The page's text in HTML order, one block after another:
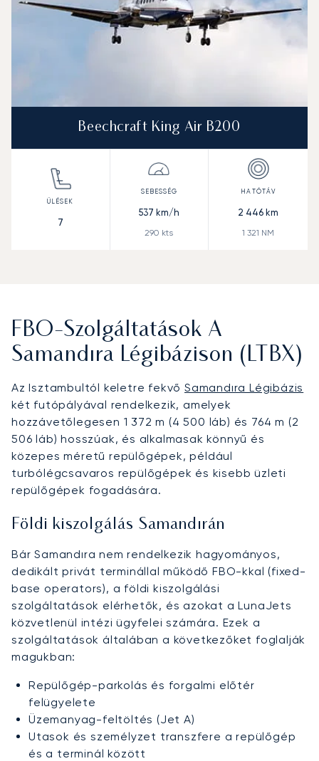
Beechcraft King Air B200
7
537 km/h
290 kts
2 446 km
1 321 NM
FBO-Szolgáltatások A
Samandıra Légibázison (LTBX)
Az Isztambultól keletre fekvőSamandıra Légibázis
két futópályával rendelkezik, amelyek
hozzávetőlegesen 1 372 m (4 500 láb) és 764 m (2
506 láb) hosszúak, és alkalmasak könnyű és
közepes méretű repülőgépek, például
turbólégcsavaros repülőgépek és kisebb üzleti
repülőgépek fogadására.
Földi kiszolgálás Samandırán
Bár Samandıra nem rendelkezik hagyományos,
dedikált privát terminállal működő FBO-kkal (fixed-
base operators), a földi kiszolgálási
szolgáltatások elérhetők, és azokat a LunaJets
közvetlenül intézi ügyfelei számára. Ezek a
szolgáltatások általában a következőket foglalják
magukban:
Repülőgép-parkolás és forgalmi előtér
felügyelete
Üzemanyag-feltöltés (Jet A)
Utasok és személyzet transzfere a repülőgép
és a terminál között